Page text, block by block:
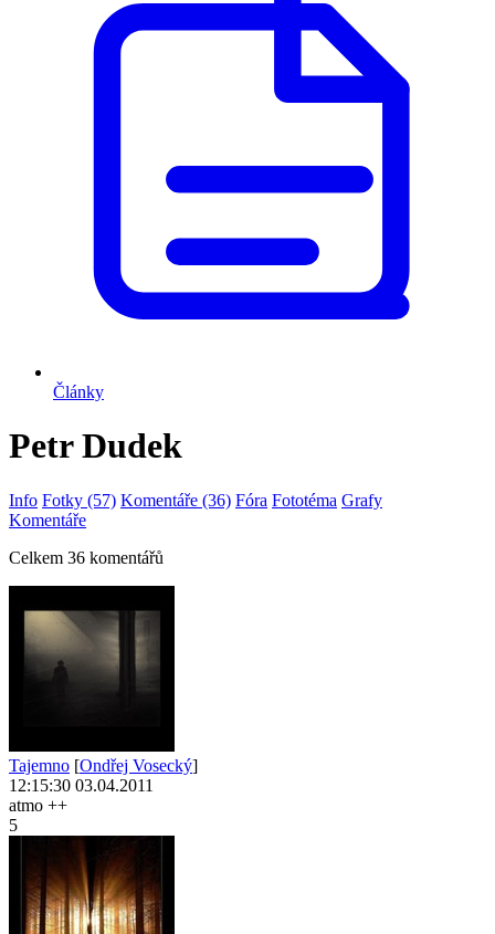
Články
Petr Dudek
Info Fotky (57) Komentáře (36) Fóra Fototéma Grafy
Komentáře
Celkem 36 komentářů
Tajemno [Ondřej Vosecký]
12:15:30 03.04.2011
atmo ++
5